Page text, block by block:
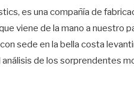
es una compañía de
viene de la mano a nuestro
sede en la bella costa
de los sorprendentes